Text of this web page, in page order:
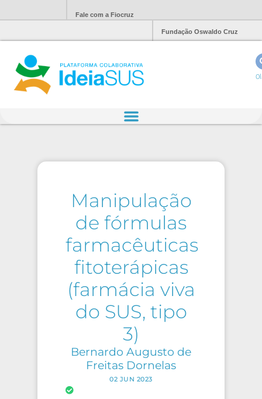
Fale com a Fiocruz
Fundação Oswaldo Cruz
Manipulação
de fórmulas
farmacêuticas
fitoterápicas
(farmácia viva
do SUS, tipo
3)
Bernardo Augusto de
Freitas Dornelas
02 JUN 2023